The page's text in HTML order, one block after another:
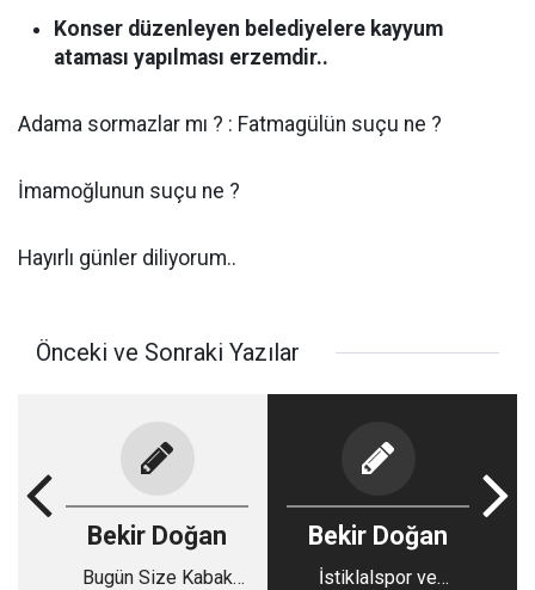
Konser düzenleyen belediyelere kayyum
ataması yapılması erzemdir..
Adama sormazlar mı ? : Fatmagülün suçu ne ?
İmamoğlunun suçu ne ?
Hayırlı günler diliyorum..
Önceki ve Sonraki Yazılar
Bekir Doğan
Bugün Size Kabak
Bekir Doğan
İstiklalspor ve